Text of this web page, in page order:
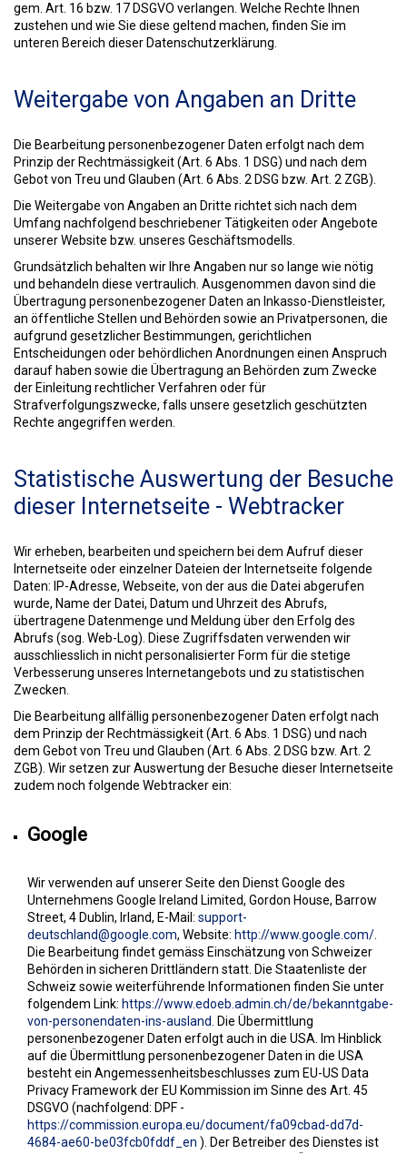
gem. Art. 16 bzw. 17 DSGVO verlangen. Welche Rechte Ihnen
zustehen und wie Sie diese geltend machen, finden Sie im
unteren Bereich dieser Datenschutzerklärung.
Weitergabe von Angaben an Dritte
Die Bearbeitung personenbezogener Daten erfolgt nach dem
Prinzip der Rechtmässigkeit (Art. 6 Abs. 1 DSG) und nach dem
Gebot von Treu und Glauben (Art. 6 Abs. 2 DSG bzw. Art. 2 ZGB).
Die Weitergabe von Angaben an Dritte richtet sich nach dem
Umfang nachfolgend beschriebener Tätigkeiten oder Angebote
unserer Website bzw. unseres Geschäftsmodells.
Grundsätzlich behalten wir Ihre Angaben nur so lange wie nötig
und behandeln diese vertraulich. Ausgenommen davon sind die
Übertragung personenbezogener Daten an Inkasso-Dienstleister,
an öffentliche Stellen und Behörden sowie an Privatpersonen, die
aufgrund gesetzlicher Bestimmungen, gerichtlichen
Entscheidungen oder behördlichen Anordnungen einen Anspruch
darauf haben sowie die Übertragung an Behörden zum Zwecke
der Einleitung rechtlicher Verfahren oder für
Strafverfolgungszwecke, falls unsere gesetzlich geschützten
Rechte angegriffen werden.
Statistische Auswertung der Besuche
dieser Internetseite - Webtracker
Wir erheben, bearbeiten und speichern bei dem Aufruf dieser
Internetseite oder einzelner Dateien der Internetseite folgende
Daten: IP-Adresse, Webseite, von der aus die Datei abgerufen
wurde, Name der Datei, Datum und Uhrzeit des Abrufs,
übertragene Datenmenge und Meldung über den Erfolg des
Abrufs (sog. Web-Log). Diese Zugriffsdaten verwenden wir
ausschliesslich in nicht personalisierter Form für die stetige
Verbesserung unseres Internetangebots und zu statistischen
Zwecken.
Die Bearbeitung allfällig personenbezogener Daten erfolgt nach
dem Prinzip der Rechtmässigkeit (Art. 6 Abs. 1 DSG) und nach
dem Gebot von Treu und Glauben (Art. 6 Abs. 2 DSG bzw. Art. 2
ZGB). Wir setzen zur Auswertung der Besuche dieser Internetseite
zudem noch folgende Webtracker ein:
Google
Wir verwenden auf unserer Seite den Dienst Google des
Unternehmens Google Ireland Limited, Gordon House, Barrow
Street, 4 Dublin, Irland, E-Mail: support-
deutschland@google.com, Website: http://www.google.com/.
Die Bearbeitung findet gemäss Einschätzung von Schweizer
Behörden in sicheren Drittländern statt. Die Staatenliste der
Schweiz sowie weiterführende Informationen finden Sie unter
folgendem Link: https://www.edoeb.admin.ch/de/bekanntgabe-
von-personendaten-ins-ausland. Die Übermittlung
personenbezogener Daten erfolgt auch in die USA. Im Hinblick
auf die Übermittlung personenbezogener Daten in die USA
besteht ein Angemessenheitsbeschlusses zum EU-US Data
Privacy Framework der EU Kommission im Sinne des Art. 45
DSGVO (nachfolgend: DPF -
https://commission.europa.eu/document/fa09cbad-dd7d-
4684-ae60-be03fcb0fddf_en ). Der Betreiber des Dienstes ist